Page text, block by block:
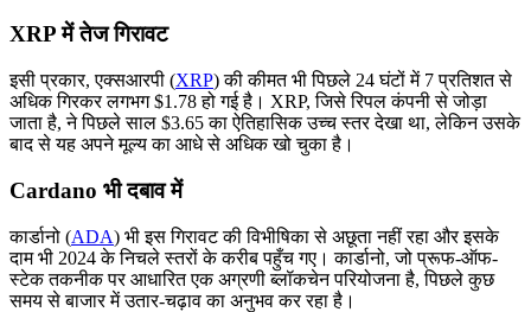
XRP में तेज गिरावट
इसी प्रकार, एक्सआरपी (XRP) की कीमत भी पिछले 24 घंटों में 7 प्रतिशत से
अधिक गिरकर लगभग $1.78 हो गई है। XRP, जिसे रिपल कंपनी से जोड़ा
जाता है, ने पिछले साल $3.65 का ऐतिहासिक उच्च स्तर देखा था, लेकिन उसके
बाद से यह अपने मूल्य का आधे से अधिक खो चुका है।
Cardano भी दबाव में
कार्डानो (ADA) भी इस गिरावट की विभीषिका से अछूता नहीं रहा और इसके
दाम भी 2024 के निचले स्तरों के करीब पहुँच गए। कार्डानो, जो प्रूफ-ऑफ-
स्टेक तकनीक पर आधारित एक अग्रणी ब्लॉकचेन परियोजना है, पिछले कुछ
समय से बाजार में उतार-चढ़ाव का अनुभव कर रहा है।